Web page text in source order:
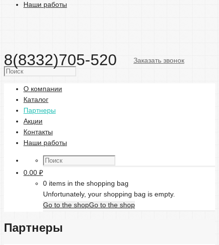
Наши работы
8(8332)705-520 Заказать звонок
О компании
Каталог
Партнеры
Акции
Контакты
Наши работы
0.00 ₽
0 items in the shopping bag
Unfortunately, your shopping bag is empty.
Go to the shopGo to the shop
Партнеры